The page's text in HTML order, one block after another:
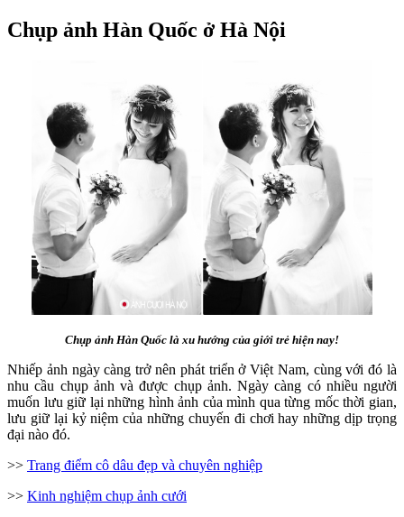
Chụp ảnh Hàn Quốc ở Hà Nội
Chụp ảnh Hàn Quốc là xu hướng của giới trẻ hiện nay!
Nhiếp ảnh ngày càng trở nên phát triển ở Việt Nam, cùng với đó là
nhu cầu chụp ảnh và được chụp ảnh. Ngày càng có nhiều người
muốn lưu giữ lại những hình ảnh của mình qua từng mốc thời gian,
lưu giữ lại kỷ niệm của những chuyến đi chơi hay những dịp trọng
đại nào đó.
>> Trang điểm cô dâu đẹp và chuyên nghiệp
>> Kinh nghiệm chụp ảnh cưới